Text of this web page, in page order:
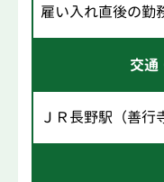
雇い入れ直後の勤
交通
ＪＲ長野駅（善行